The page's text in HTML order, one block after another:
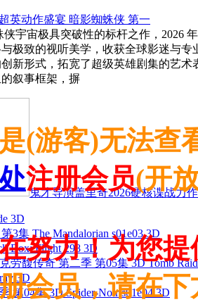
英动作盛宴 暗影蜘蛛侠 第一
宇宙极具突破性的标杆之作，2026
极致的视听美学，收获全球影迷与
新形式，拓宽了超级英雄剧集的艺
叙事框架，摒
鬼才导演盖里奇2026硬核谍战力
3D
3集 The Mandalorian s01e03 3D
Box: Flight 298 3D
劳馥传奇 第二季 第05集 3D Tomb
3D
第04集 3D Spider-Noir s01e04 3D
(游客)无法查
注册会员(开
努力！为您
会员，请在